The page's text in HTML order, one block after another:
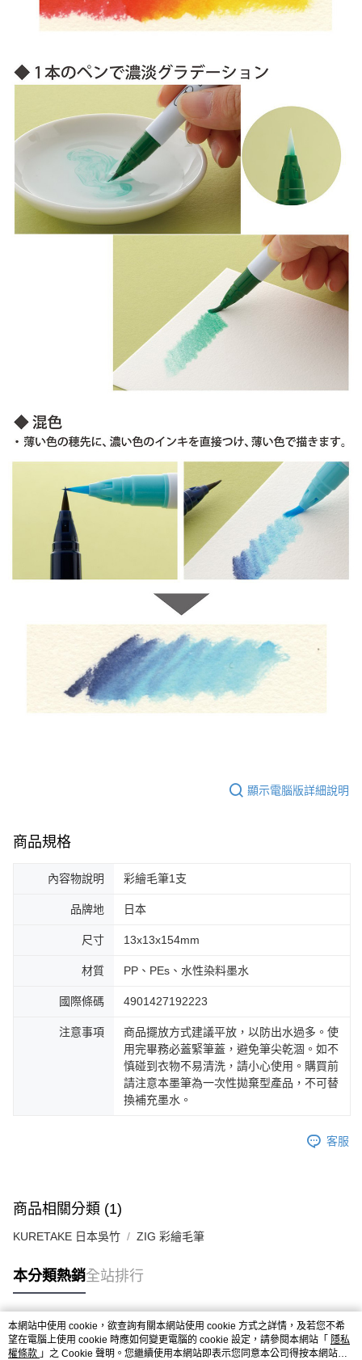
顯示電腦版詳細說明
商品規格
內容物說明 彩繪毛筆1支
品牌地 日本
尺寸 13x13x154mm
材質 PP、PEs、水性染料墨水
國際條碼 4901427192223
注意事項
商品擺放方式建議平放，以防出水過多。使
用完畢務必蓋緊筆蓋，避免筆尖乾涸。如不
慎碰到衣物不易清洗，請小心使用。購買前
請注意本墨筆為一次性拋棄型產品，不可替
換補充墨水。
客服
商品相關分類 (1)
KURETAKE 日本吳竹 ZIG 彩繪毛筆
本分類熱銷全站排行
熱門標籤
本網站中使用 cookie，欲查詢有關本網站使用 cookie 方式之詳情，及若您不希
望在電腦上使用 cookie 時應如何變更電腦的 cookie 設定，請參閱本網站「 隱私
權條款 」之 Cookie 聲明。您繼續使用本網站即表示您同意本公司得按本網站使